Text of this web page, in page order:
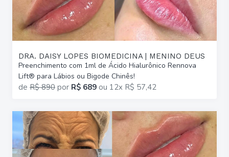
DRA. DAISY LOPES BIOMEDICINA | MENINO DEUS
Preenchimento com 1ml de Ácido Hialurônico Rennova
Lift® para Lábios ou Bigode Chinês!
de R$ 890 por R$ 689 ou 12x R$ 57,42